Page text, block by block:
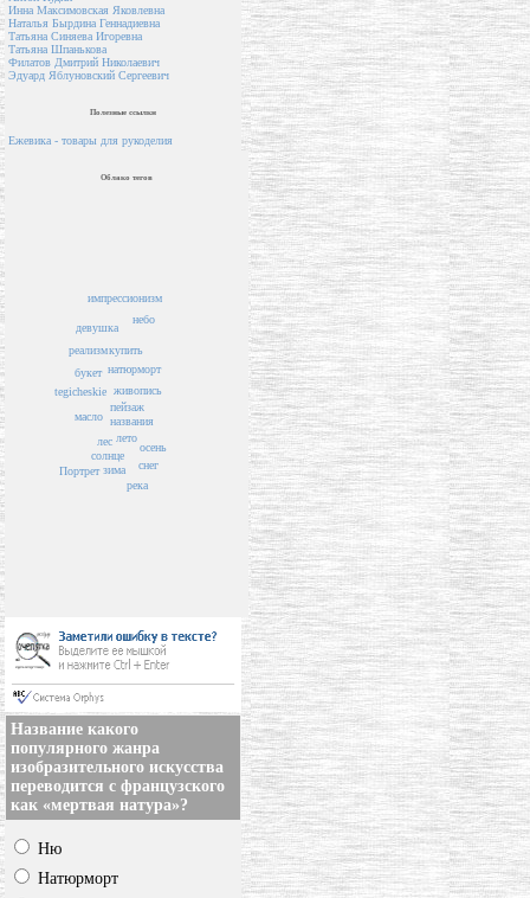
Инна Максимовская Яковлевна
Наталья Бырдина Геннадиевна
Татьяна Синяева Игоревна
Татьяна Шпанькова
Филатов Дмитрий Николаевич
Эдуард Яблуновский Сергеевич
Полезные ссылки
Ежевика - товары для рукоделия
Облако тегов
пейзаж
названия
живопись
лето
натюрморт
купить
солнце
лес
зима
осень
букет
масло
река
снег
tegicheskie
реализм
небо
импрессионизм
Портрет
девушка
Название какого
популярного жанра
изобразительного искусства
переводится с французского
как «мертвая натура»?
Ню
Натюрморт